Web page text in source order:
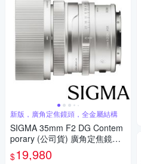
新版，廣角定焦鏡頭，全金屬結構
SIGMA 35mm F2 DG Contem
porary (公司貨) 廣角定焦鏡頭
全片幅無反微單眼鏡頭 i系列
$19,980